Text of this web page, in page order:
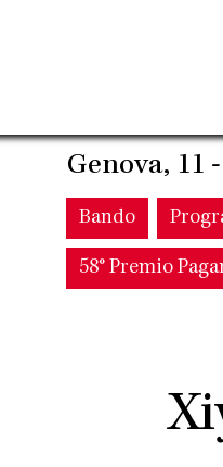
Genova, 11
Main
Bando
58° Premio